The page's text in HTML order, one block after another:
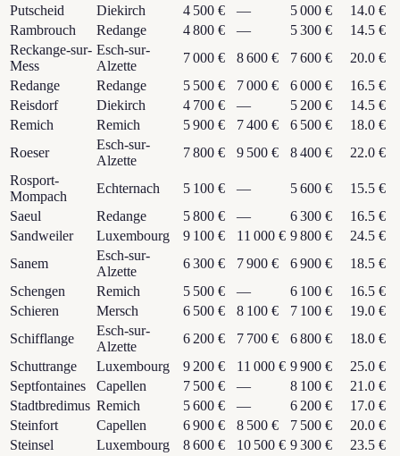
Putscheid
Diekirch 4 500 € — 5 000 €
14.0 €
Rambrouch
Redange 4 800 € — 5 300 €
14.5 €
Reckange-sur-
Mess
Esch-sur-
Alzette
7 000 € 8 600 € 7 600 €
20.0 €
Redange
Redange 5 500 € 7 000 € 6 000 €
16.5 €
Reisdorf
Diekirch 4 700 € — 5 200 €
14.5 €
Remich
Remich 5 900 € 7 400 € 6 500 €
18.0 €
Roeser
Esch-sur-
Alzette
7 800 € 9 500 € 8 400 €
22.0 €
Rosport-
Mompach
Echternach 5 100 € — 5 600 €
15.5 €
Saeul
Redange 5 800 € — 6 300 €
16.5 €
Sandweiler
Luxembourg 9 100 € 11 000 € 9 800 €
24.5 €
Sanem
Esch-sur-
Alzette
6 300 € 7 900 € 6 900 €
18.5 €
Schengen
Remich 5 500 € — 6 100 €
16.5 €
Schieren
Mersch 6 500 € 8 100 € 7 100 €
19.0 €
Schifflange
Esch-sur-
Alzette
6 200 € 7 700 € 6 800 €
18.0 €
Schuttrange
Luxembourg 9 200 € 11 000 € 9 900 €
25.0 €
Septfontaines
Capellen 7 500 € — 8 100 €
21.0 €
Stadtbredimus Remich 5 600 € — 6 200 €
17.0 €
Steinfort
Capellen 6 900 € 8 500 € 7 500 €
20.0 €
Steinsel
Luxembourg 8 600 € 10 500 € 9 300 €
23.5 €